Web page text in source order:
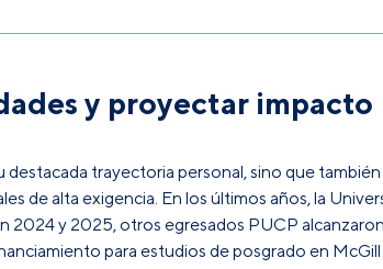
y proyectar impacto
destacada trayectoria personal, sino que
de alta exigencia. En los últimos años, la
2024 y 2025, otros egresados PUCP
para estudios de posgrado en